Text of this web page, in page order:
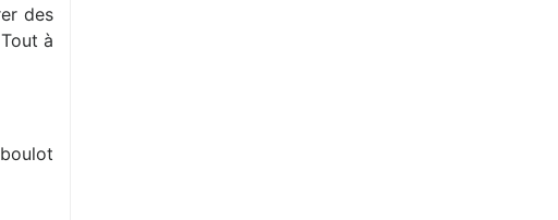
des
à